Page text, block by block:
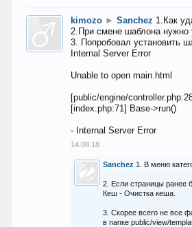
kimozo ► Sanchez 1.Как
2.При смене шаблона нужно
3. Попробовал установить
Internal Server Error
Unable to open main.html
[public/engine/
[index.php:71] Base->run()
- Internal Server Error
14.08.18
Sanchez 1. В меню
2. Если страницы ранее
Кеш - Очистка кеша.
3. Скорее всего не все
в папке public/view/